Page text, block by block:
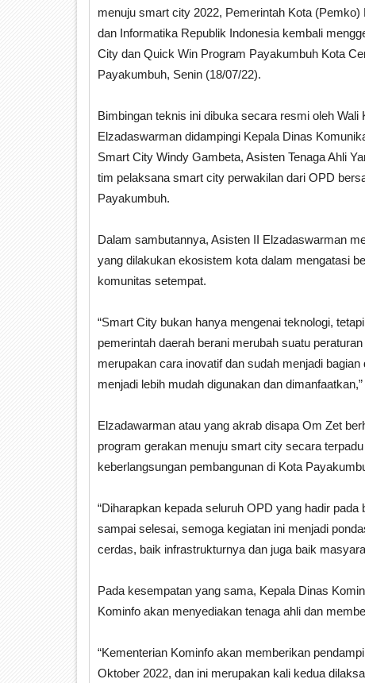
menuju smart city 2022, Pemerintah Kota
dan Informatika Republik Indonesia kembali
City dan Quick Win Program Payakumbuh Kota
Payakumbuh, Senin (18/07/22).
Bimbingan teknis ini dibuka secara resmi oleh
Elzadaswarman didampingi Kepala Dinas
Smart City Windy Gambeta, Asisten Tenaga Ahli
tim pelaksana smart city perwakilan dari OPD
Payakumbuh.
Dalam sambutannya, Asisten II Elzadaswarman
yang dilakukan ekosistem kota dalam mengatasi
komunitas setempat.
“Smart City bukan hanya mengenai teknologi,
pemerintah daerah berani merubah suatu
merupakan cara inovatif dan sudah menjadi
menjadi lebih mudah digunakan dan
Elzadawarman atau yang akrab disapa Om Zet
program gerakan menuju smart city secara
keberlangsungan pembangunan di Kota
“Diharapkan kepada seluruh OPD yang hadir
sampai selesai, semoga kegiatan ini menjadi
cerdas, baik infrastrukturnya dan juga baik
Pada kesempatan yang sama, Kepala Dinas
Kominfo akan menyediakan tenaga ahli dan
“Kementerian Kominfo akan memberikan
Oktober 2022, dan ini merupakan kali kedua